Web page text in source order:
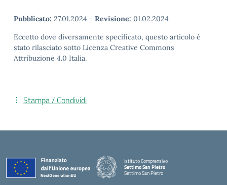
Pubblicato: 27.01.2024 - Revisione: 01.02.2024
Eccetto dove diversamente specificato, questo articolo è
stato rilasciato sotto Licenza Creative Commons
Attribuzione 4.0 Italia.
Stampa / Condividi
Istituto Comprensivo
Settimo San Pietro
Settimo San Pietro